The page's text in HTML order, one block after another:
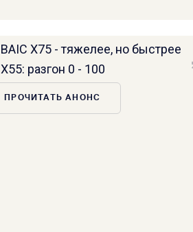
BAIC X75 - тяжелее, но быстрее
X55: разгон 0 - 100
ПРОЧИТАТЬ АНОНС